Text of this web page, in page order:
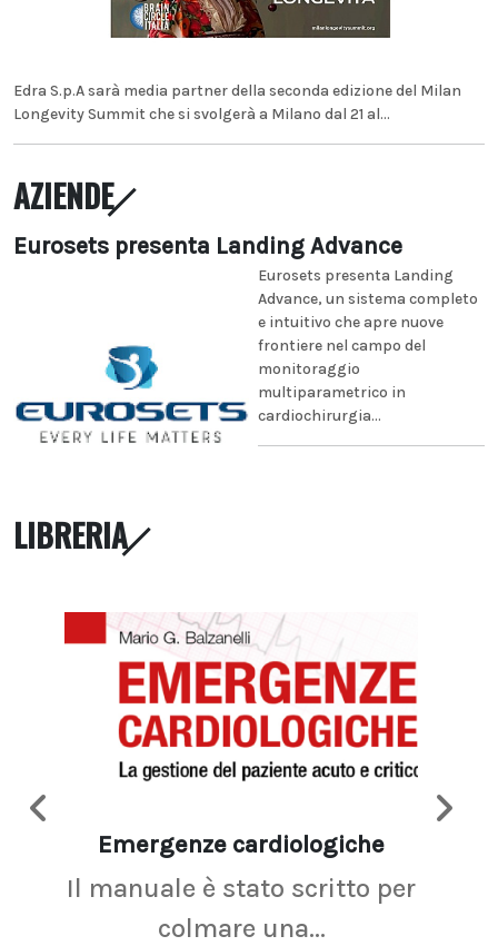
Edra S.p.A sarà media partner della seconda edizione del Milan
Longevity Summit che si svolgerà a Milano dal 21 al...
AZIENDE
Eurosets presenta Landing Advance
Eurosets presenta Landing
Advance, un sistema completo
e intuitivo che apre nuove
frontiere nel campo del
monitoraggio
multiparametrico in
cardiochirurgia...
LIBRERIA
Emergenze cardiologiche
Il manuale è stato scritto per
colmare una...